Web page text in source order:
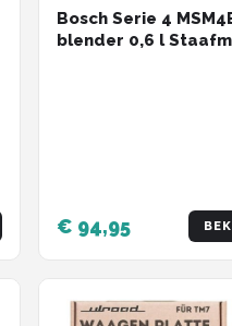
Bosch Serie 4
blender 0,6 l
€ 94,95